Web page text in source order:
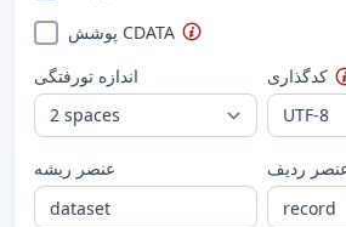
پوشش CDATA
اندازه تورفتگی
کدگذاری
عنصر ریشه ردیف